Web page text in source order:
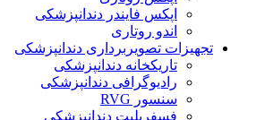
اپکس فایندر دندانپزشکی
اندو روتاری
تجهیزات تصویربرداری دندانپزشکی
تاریکخانه دندانپزشکی
رادیوگرافی دندانپزشکی
سنسور RVG
فسفرپلیت دندانپزشکی